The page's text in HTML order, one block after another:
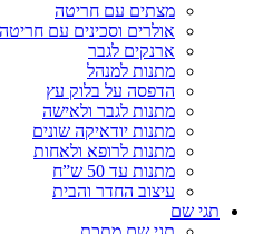
מצתים עם חריטה
אולרים וסכינים עם חריטה
ארנקים לגבר
מתנות למנהל
הדפסה על בלוק עץ
מתנות לגבר ולאישה
מתנות יודאיקה שונים
מתנות לרופא ולאחות
מתנות עד 50 ש”ח
עיצוב החדר והבית
תגי שם